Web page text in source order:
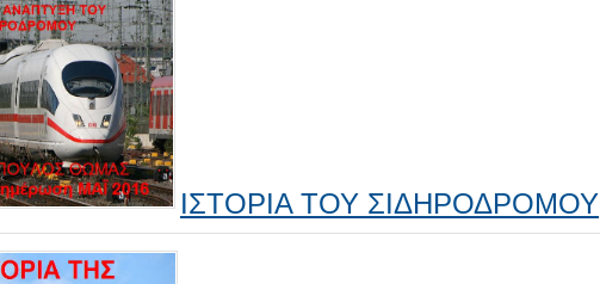
ΙΣΤΟΡΙΑ ΤΟΥ ΣΙΔΗΡΟΔΡΟΜΟΥ